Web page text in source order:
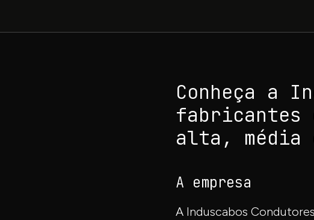
Conheça a
fabricantes
alta, média
A empresa
A Induscabos